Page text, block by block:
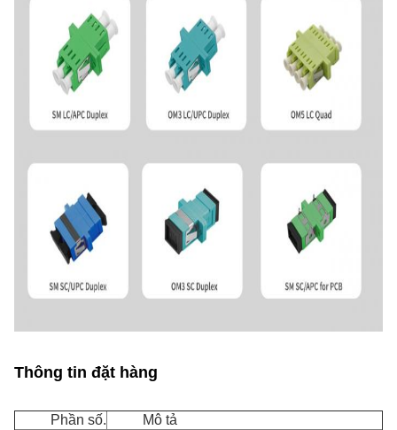
Thông tin đặt hàng
Phần số.
Mô tả